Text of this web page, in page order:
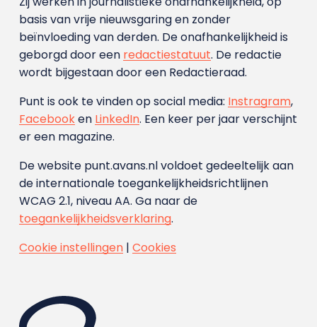
basis van vrije nieuwsgaring en zonder
beïnvloeding van derden. De onafhankelijkheid is
geborgd door een redactiestatuut. De redactie
wordt bijgestaan door een Redactieraad.
Punt is ook te vinden op social media: Instragram,
Facebooken LinkedIn. Een keer per jaar verschijnt
er een magazine.
De website punt.avans.nl voldoet gedeeltelijk aan
de internationale toegankelijkheidsrichtlijnen
WCAG 2.1, niveau AA. Ga naar de
toegankelijkheidsverklaring.
Cookie instellingen| Cookies